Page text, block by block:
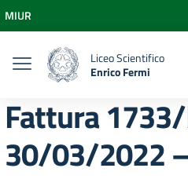
Vai al menu di navigazione
Vai al footer
MIUR
Liceo Scientifico
Enrico Fermi
Fattura
30/03/2022